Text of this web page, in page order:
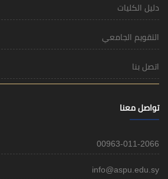
دليل الكليات
التقويم الجامعي
اتصل بنا
تواصل معنا
00963-011-2066
info@aspu.edu.sy